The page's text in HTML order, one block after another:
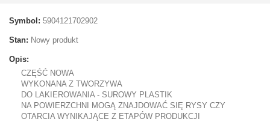
Symbol: 5904121702902
Stan: Nowy produkt
Opis:
CZĘŚĆ NOWA
WYKONANA Z TWORZYWA
DO LAKIEROWANIA - SUROWY PLASTIK
NA POWIERZCHNI MOGĄ ZNAJDOWAĆ SIĘ RYSY CZY
OTARCIA WYNIKAJĄCE Z ETAPÓW PRODUKCJI